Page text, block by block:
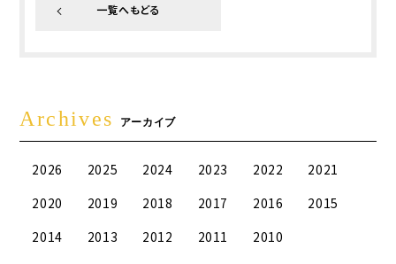
一覧へもどる
Archives アーカイブ
2026 2025 2024 2023 2022
2021
2020
2019 2018 2017 2016
2015
2014
2013 2012 2011 2010